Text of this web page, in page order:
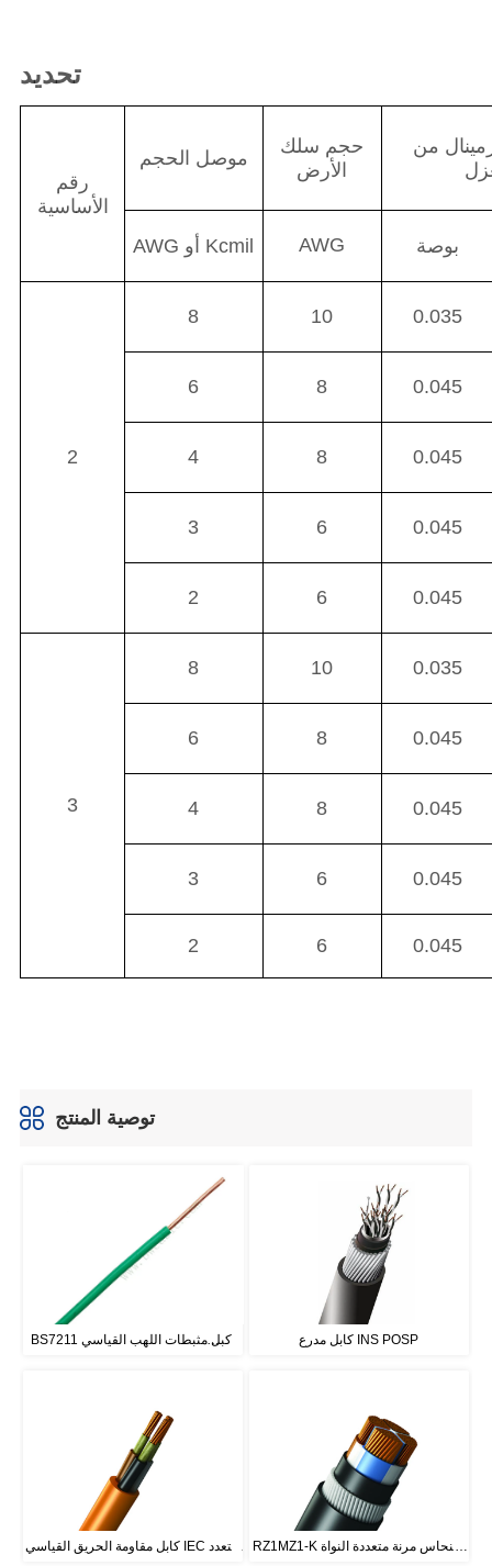
توصية المنتج
BS7211 كبل مثبطات اللهب القياسي
كابل مدرع INS POSP
كابل مقاومة الحريق القياسي IEC متعدد
RZ1MZ1-K النحاس مرنة متعددة النواة